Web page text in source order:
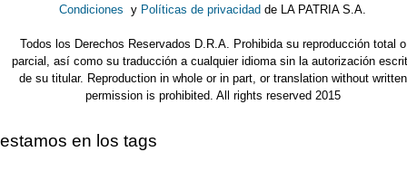
Condiciones y Políticas de privacidad de LA PATRIA S.A.
Todos los Derechos Reservados D.R.A. Prohibida su reproducción total o
parcial, así como su traducción a cualquier idioma sin la autorización
de su titular. Reproduction in whole or in part, or translation without written
permission is prohibited. All rights reserved 2015
estamos en los tags